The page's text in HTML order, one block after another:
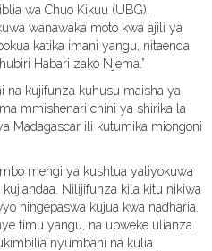
wa Chuo Kikuu (UBG).
wanawaka moto kwa ajili ya
katika imani yangu, nitaenda
Habari zako Njema.”
na kujifunza kuhusu maisha ya
mmishenari chini ya shirika la
Madagascar ili kutumika miongoni
mengi ya kushtua yaliyokuwa
Nilijifunza kila kitu nikiwa
ningepaswa kujua kwa nadharia.
timu yangu, na upweke ulianza
nyumbani na kulia.